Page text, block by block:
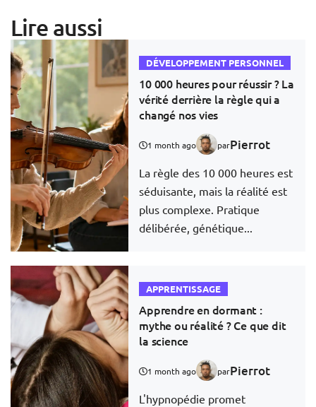
Lire aussi
DÉVELOPPEMENT PERSONNEL
10 000 heures pour réussir ? La
vérité derrière la règle qui a
changé nos vies
1 month ago parPierrot
La règle des 10 000 heures est
séduisante, mais la réalité est
plus complexe. Pratique
délibérée, génétique...
APPRENTISSAGE
Apprendre en dormant :
mythe ou réalité ? Ce que dit
la science
1 month ago parPierrot
L'hypnopédie promet